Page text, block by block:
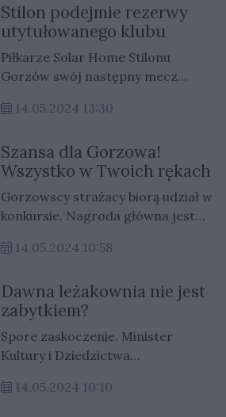
Gorzowa zgłosiło się do udziału w
wydarzeniu, to o 11 więcej niż w
poprzednim roku. Wśród
uczestników znalazło się kilka
zupełnie nowych miejsc na
gorzowskim rynku. Tegoroczna
Kulinarnego zaplanowana jest na
weekend 30-31 sierpnia.
Stilon podejmie rezerwy
utytułowanego klubu
Piłkarze Solar Home Stilonu
Gorzów swój następny mecz
biali zagrają przed własną
Górnika Zabrze.
14.05.2024 13:30
Szansa dla Gorzowa!
Wszystko w Twoich rękach
Gorzowscy strażacy biorą udział w
konkursie. Nagroda główna jest
14.05.2024 10:58
Dawna leżakownia nie jest
zabytkiem?
Spore zaskoczenie. Minister
Kultury i Dziedzictwa
wpisie do rejestru zabytków.
14.05.2024 10:10